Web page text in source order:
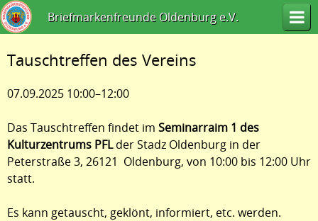
Briefmarkenfreunde Oldenburg e.V.
Tauschtreffen des Vereins
07.09.2025 10:00–12:00
Das Tauschtreffen findet im Seminarraim 1 des
Kulturzentrums PFLder Stadz Oldenburg in der
Peterstraße 3, 26121 Oldenburg, von 10:00 bis 12:00 Uhr
statt.
Es kann getauscht, geklönt, informiert, etc. werden.